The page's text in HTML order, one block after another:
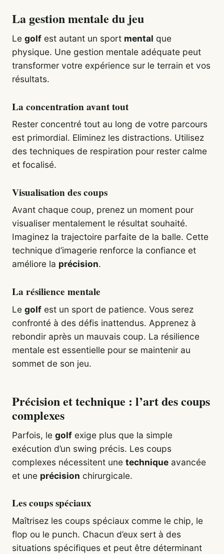
La gestion mentale du jeu
Le golf est autant un sport mental que
physique. Une gestion mentale adéquate peut
transformer votre expérience sur le terrain et vos
résultats.
La concentration avant tout
Rester concentré tout au long de votre parcours
est primordial. Eliminez les distractions. Utilisez
des techniques de respiration pour rester calme
et focalisé.
Visualisation des coups
Avant chaque coup, prenez un moment pour
visualiser mentalement le résultat souhaité.
Imaginez la trajectoire parfaite de la balle. Cette
technique d’imagerie renforce la confiance et
améliore la précision.
La résilience mentale
Le golf est un sport de patience. Vous serez
confronté à des défis inattendus. Apprenez à
rebondir après un mauvais coup. La résilience
mentale est essentielle pour se maintenir au
sommet de son jeu.
Précision et technique : l’art des coups
complexes
Parfois, le golf exige plus que la simple
exécution d’un swing précis. Les coups
complexes nécessitent une technique avancée
et une précision chirurgicale.
Les coups spéciaux
Maîtrisez les coups spéciaux comme le chip, le
flop ou le punch. Chacun d’eux sert à des
situations spécifiques et peut être déterminant